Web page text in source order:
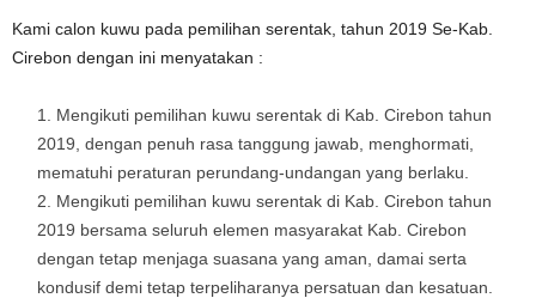
Kami calon kuwu pada pemilihan serentak, tahun 2019 Se-Kab.
Cirebon dengan ini menyatakan :
Mengikuti pemilihan kuwu serentak di Kab. Cirebon tahun
2019, dengan penuh rasa tanggung jawab, menghormati,
mematuhi peraturan perundang-undangan yang berlaku.
Mengikuti pemilihan kuwu serentak di Kab. Cirebon tahun
2019 bersama seluruh elemen masyarakat Kab. Cirebon
dengan tetap menjaga suasana yang aman, damai serta
kondusif demi tetap terpeliharanya persatuan dan kesatuan.